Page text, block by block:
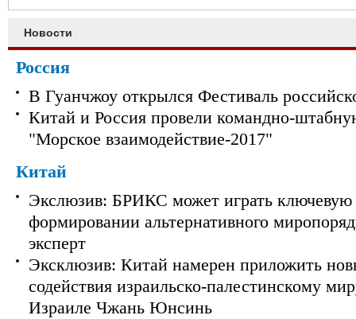
Новости
Россия
В Гуанчжоу открылся Фестиваль
Китай и Россия провели командно-
"Морское взаимодействие-2017"
Китай
Экслюзив: БРИКС может играть ключевую
формировании альтернативного
эксперт
Эксклюзив: Китай намерен приложить
содействия израильско-палестинскому
Израиле Чжань Юнсинь